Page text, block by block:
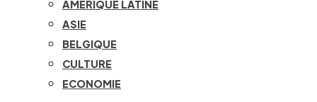
AMÉRIQUE LATINE
ASIE
BELGIQUE
CULTURE
ECONOMIE